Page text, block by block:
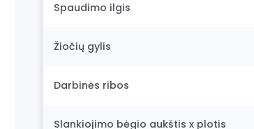
Spaudimo ilgis
Žiočių gylis
Darbinės ribos
Slankiojimo bėgio aukštis x plotis